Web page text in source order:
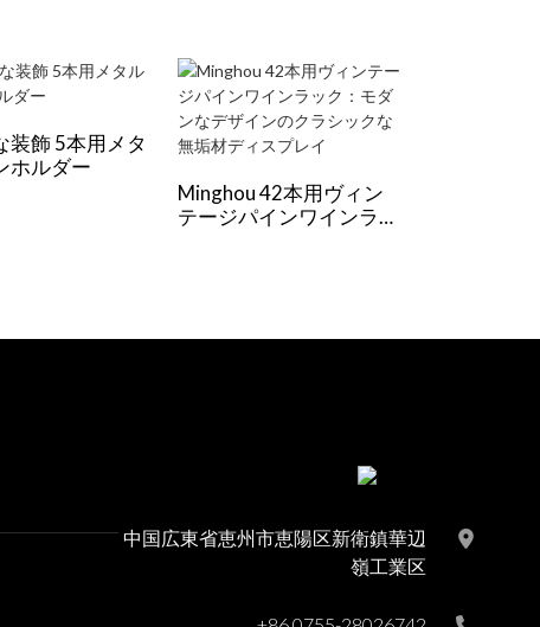
装飾 5本用メタ
ホルダー
Minghou 42本用ヴィン
テージパインワインラッ
中国広東省恵州市恵陽区新衛鎮華辺
嶺工業区